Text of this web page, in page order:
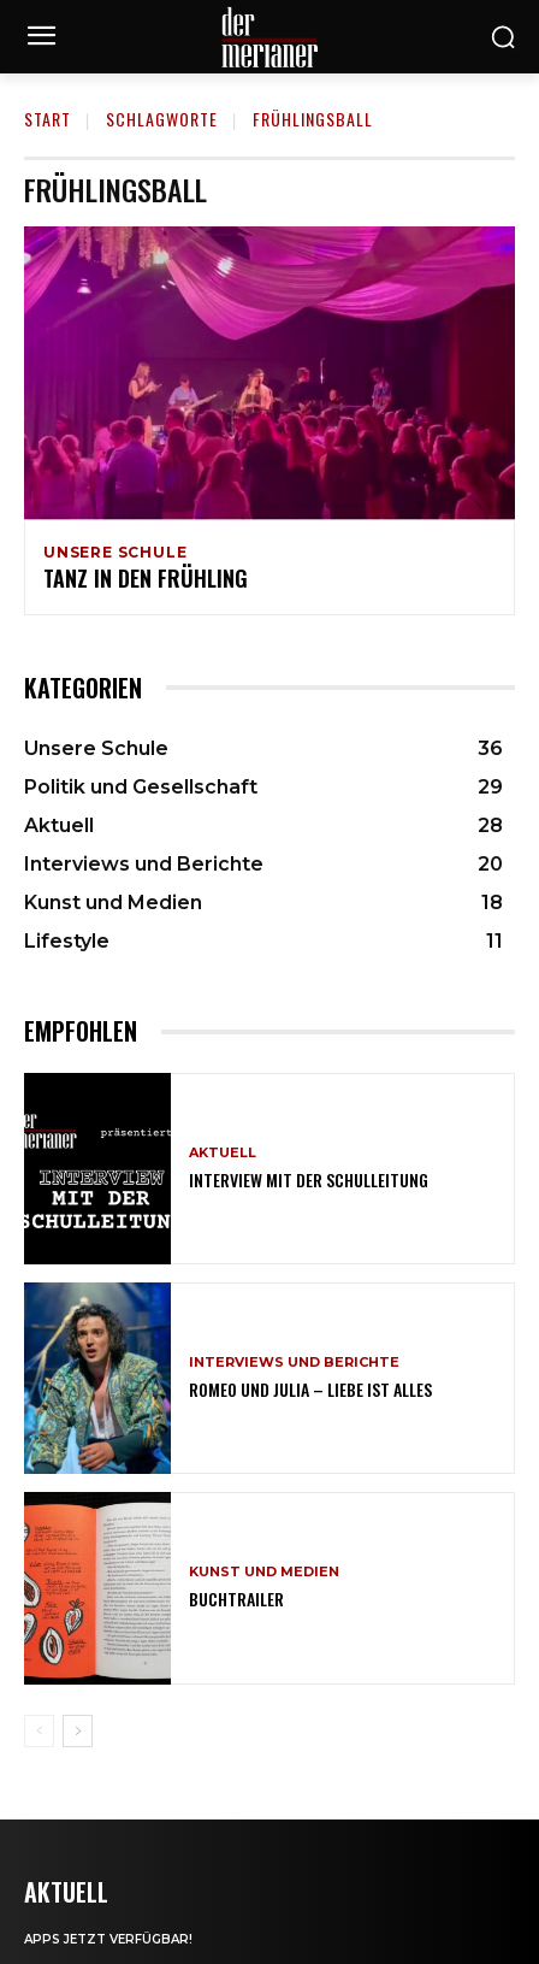
START SCHLAGWORTE FRÜHLINGSBALL
FRÜHLINGSBALL
UNSERE SCHULE
TANZ IN DEN FRÜHLING
KATEGORIEN
Unsere Schule
36
Politik und Gesellschaft
29
Aktuell
28
Interviews und Berichte
20
Kunst und Medien
18
Lifestyle
11
EMPFOHLEN
AKTUELL
INTERVIEW MIT DER SCHULLEITUNG
INTERVIEWS UND BERICHTE
ROMEO UND JULIA – LIEBE IST ALLES
KUNST UND MEDIEN
BUCHTRAILER
AKTUELL
APPS JETZT VERFÜGBAR!